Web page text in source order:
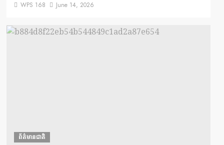
WPS 168 June 14, 2026
ព័ត៌មានជាតិ